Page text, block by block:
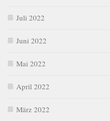
Juli 2022
Juni 2022
Mai 2022
April 2022
März 2022